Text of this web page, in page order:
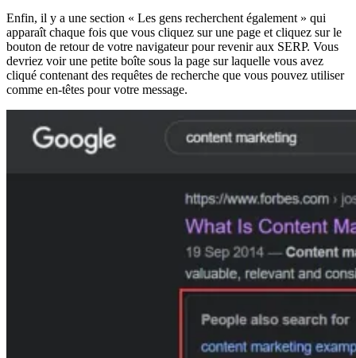
Enfin, il y a une section « Les gens recherchent également » qui
apparaît chaque fois que vous cliquez sur une page et cliquez sur le
bouton de retour de votre navigateur pour revenir aux SERP. Vous
devriez voir une petite boîte sous la page sur laquelle vous avez
cliqué contenant des requêtes de recherche que vous pouvez utiliser
comme en-têtes pour votre message.